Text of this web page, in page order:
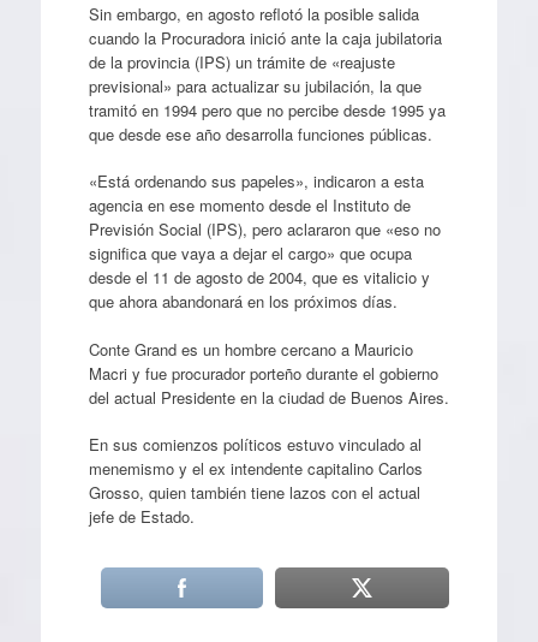
Sin embargo, en agosto reflotó la posible salida
cuando la Procuradora inició ante la caja jubilatoria
de la provincia (IPS) un trámite de «reajuste
previsional» para actualizar su jubilación, la que
tramitó en 1994 pero que no percibe desde 1995 ya
que desde ese año desarrolla funciones públicas.
«Está ordenando sus papeles», indicaron a esta
agencia en ese momento desde el Instituto de
Previsión Social (IPS), pero aclararon que «eso no
significa que vaya a dejar el cargo» que ocupa
desde el 11 de agosto de 2004, que es vitalicio y
que ahora abandonará en los próximos días.
Conte Grand es un hombre cercano a Mauricio
Macri y fue procurador porteño durante el gobierno
del actual Presidente en la ciudad de Buenos Aires.
En sus comienzos políticos estuvo vinculado al
menemismo y el ex intendente capitalino Carlos
Grosso, quien también tiene lazos con el actual
jefe de Estado.